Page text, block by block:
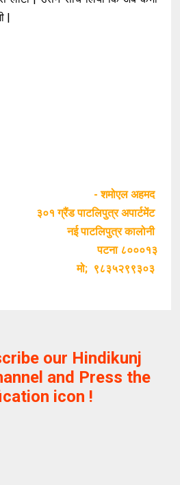
|
- शमोएल अहमद
३०१ ग्रैंड पाटलिपुत्र अपार्टमेंट
नई पाटलिपुत्र कालोनी
पटना ८०००१३
मो; ९८३५२९९३०३
our Hindikunj
and Press the
icon !